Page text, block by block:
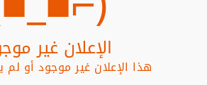
الإعلان غير
هذا الإعلان غير موجود أو